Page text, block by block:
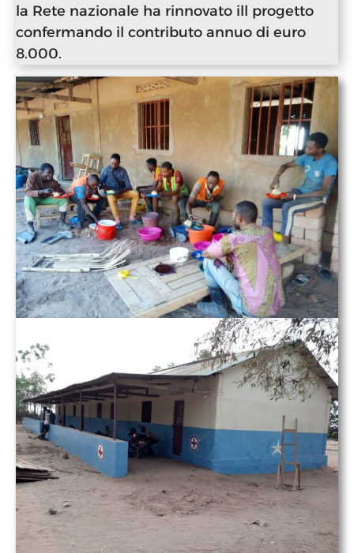
la Rete nazionale ha rinnovato ill progetto
confermando il contributo annuo di euro
8.000.